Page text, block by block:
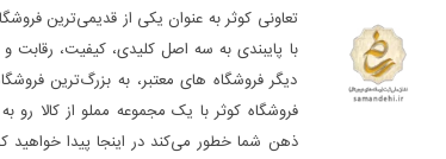
تعاونی کوثر به عنوان یکی از قدیمی‌ترین
با پایبندی به سه اصل کلیدی، کیفیت، رقابت
دیگر فروشگاه های معتبر، به بزرگ‌ترین
فروشگاه کوثر با یک مجموعه مملو از کالا رو
ذهن شما خطور می‌کند در اینجا پیدا خواهید